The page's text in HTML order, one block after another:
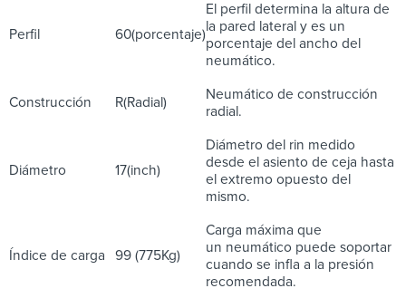
Perfil 60(porcentaje)
El perfil determina la altura de
la pared lateral y es un
porcentaje del ancho del
neumático.
Construcción R(Radial)
Neumático de construcción
radial.
Diámetro 17(inch)
Diámetro del rin medido
desde el asiento de ceja hasta
el extremo opuesto del
mismo.
Índice de carga 99 (775Kg)
Carga máxima que
un neumático puede soportar
cuando se infla a la presión
recomendada.